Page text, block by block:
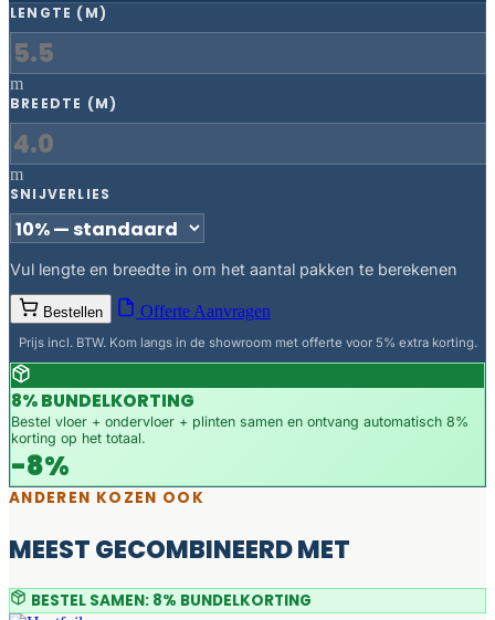
LENGTE (M)
m
BREEDTE (M)
m
SNIJVERLIES
Vul lengte en breedte in om het aantal pakken te berekenen
Bestellen Offerte Aanvragen
Prijs incl. BTW. Kom langs in de showroom met offerte voor 5% extra korting.
8% BUNDELKORTING
Bestel vloer + ondervloer + plinten samen en ontvang automatisch 8%
korting op het totaal.
-8%
ANDEREN KOZEN OOK
MEEST GECOMBINEERD MET
BESTEL SAMEN: 8% BUNDELKORTING